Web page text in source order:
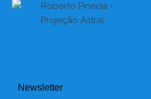
Newsletter